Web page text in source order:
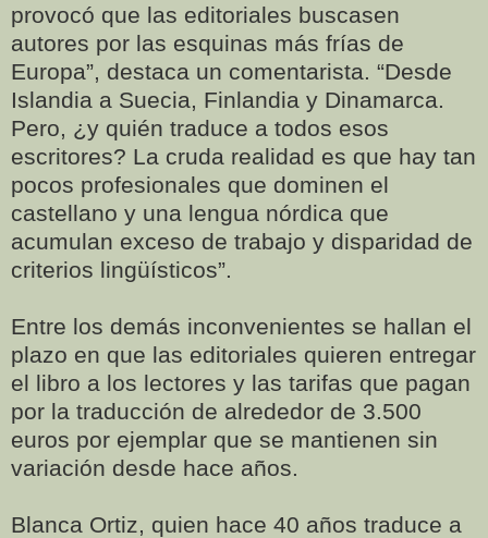
provocó que las editoriales buscasen
autores por las esquinas más frías de
Europa”, destaca un comentarista. “Desde
Islandia a Suecia, Finlandia y Dinamarca.
Pero, ¿y quién traduce a todos esos
escritores? La cruda realidad es que hay tan
pocos profesionales que dominen el
castellano y una lengua nórdica que
acumulan exceso de trabajo y disparidad de
criterios lingüísticos”.
Entre los demás inconvenientes se hallan el
plazo en que las editoriales quieren entregar
el libro a los lectores y las tarifas que pagan
por la traducción de alrededor de 3.500
euros por ejemplar que se mantienen sin
variación desde hace años.
Blanca Ortiz, quien hace 40 años traduce a